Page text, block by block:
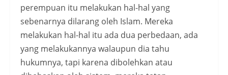
perempuan itu melakukan hal-hal yang
sebenarnya dilarang oleh Islam. Mereka
melakukan hal-hal itu ada dua perbedaan, ada
yang melakukannya walaupun dia tahu
hukumnya, tapi karena dibolehkan atau